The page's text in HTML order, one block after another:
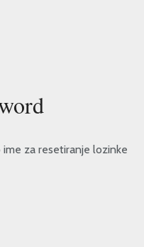
za resetiranje lozinke